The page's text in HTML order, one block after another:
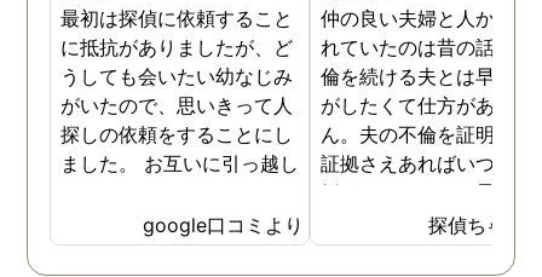
最初は探偵に依頼すること
に抵抗がありましたが、ど
うしても会いたい幼なじみ
がいたので、思いきって人
探しの依頼をすることにし
ました。 お互いに引っ越し
いる情報も少なかったの
で、難しいかなと思ってい
google口コミより
仲の良い夫婦と人から言
れていたのは昔の話で、
倫を続ける夫とは早く離
がしたくて仕方がありま
ん。夫の不倫を証明でき
証拠さえあればいつでも
婚ができるのにと愚痴を
ぼしていると、姉が探偵
不倫の証拠集めを依頼し
探偵ちゃん